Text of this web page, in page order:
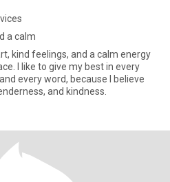
a calm
kind feelings, and a calm energy
I like to give my best in every
every word, because I believe
and kindness.